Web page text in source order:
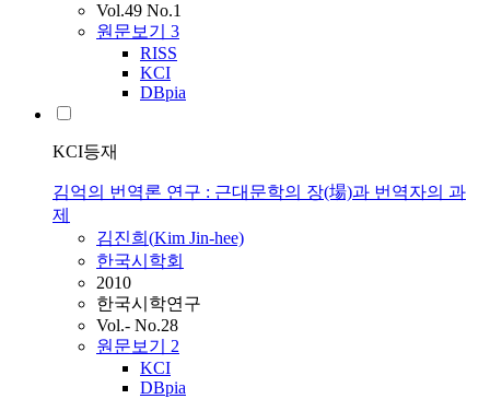
Vol.49 No.1
원문보기 3
RISS
KCI
DBpia
KCI등재
김억의 번역론 연구 : 근대문학의 장(場)과 번역자의 과
제
김진희(Kim Jin-hee)
한국시학회
2010
한국시학연구
Vol.- No.28
원문보기 2
KCI
DBpia